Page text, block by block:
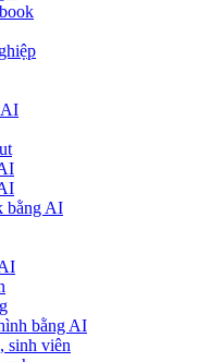
AI
bằng AI
bằng AI
sinh viên